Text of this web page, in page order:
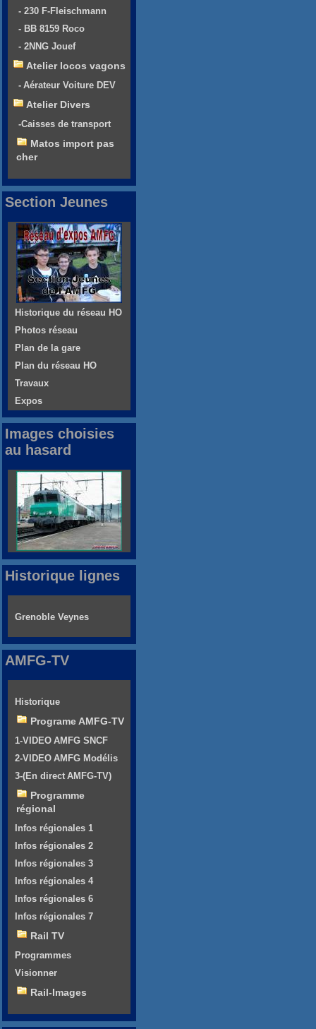
- 230 F-Fleischmann
- BB 8159 Roco
- 2NNG Jouef
Atelier locos vagons
- Aérateur Voiture DEV
Atelier Divers
-Caisses de transport
Matos import pas
cher
Section Jeunes
Historique du réseau HO
Photos réseau
Plan de la gare
Plan du réseau HO
Travaux
Expos
Images choisies
au hasard
Historique lignes
Grenoble Veynes
AMFG-TV
Historique
Programe AMFG-TV
1-VIDEO AMFG SNCF
2-VIDEO AMFG Modélis
3-(En direct AMFG-TV)
Programme
régional
Infos régionales 1
Infos régionales 2
Infos régionales 3
Infos régionales 4
Infos régionales 6
Infos régionales 7
Rail TV
Programmes
Visionner
Rail-Images